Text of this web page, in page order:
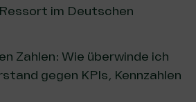
im Deutschen
Zahlen: Wie überwinde ich
gegen KPIs, Kennzahlen